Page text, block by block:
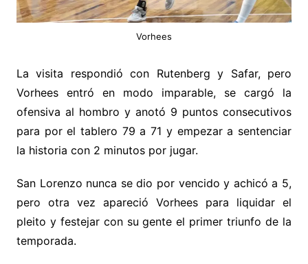
Vorhees
La visita respondió con Rutenberg y Safar, pero
Vorhees entró en modo imparable, se cargó la
ofensiva al hombro y anotó 9 puntos consecutivos
para por el tablero 79 a 71 y empezar a sentenciar
la historia con 2 minutos por jugar.
San Lorenzo nunca se dio por vencido y achicó a 5,
pero otra vez apareció Vorhees para liquidar el
pleito y festejar con su gente el primer triunfo de la
temporada.